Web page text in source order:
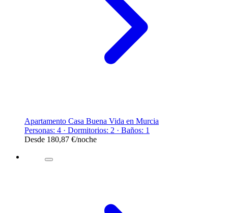
Apartamento Casa Buena Vida en Murcia
Personas: 4 · Dormitorios: 2 · Baños: 1
Desde 180,87 €/noche